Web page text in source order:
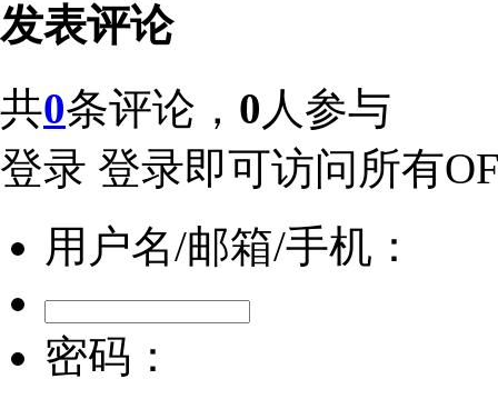
发表评论
共0条评论， 0 人参与
登录 登录即可访问所有
用户名/邮箱/手机：
密码：